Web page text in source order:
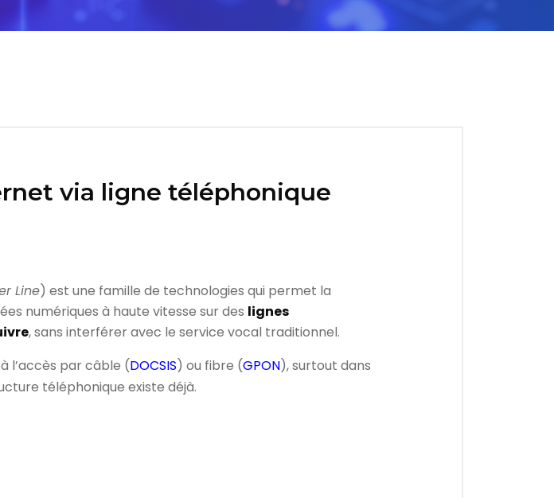
via ligne téléphonique
Line) est une famille de technologies qui permet la
numériques à haute vitesse sur des lignes
, sans interférer avec le service vocal traditionnel.
l’accès par câble (DOCSIS) ou fibre (GPON), surtout dans
téléphonique existe déjà.